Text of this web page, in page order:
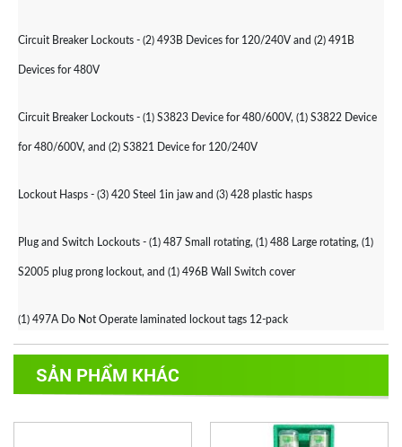
Circuit Breaker Lockouts - (2) 493B Devices for 120/240V and (2) 491B
Devices for 480V
Circuit Breaker Lockouts - (1) S3823 Device for 480/600V, (1) S3822 Device
for 480/600V, and (2) S3821 Device for 120/240V
Lockout Hasps - (3) 420 Steel 1in jaw and (3) 428 plastic hasps
Plug and Switch Lockouts - (1) 487 Small rotating, (1) 488 Large rotating, (1)
S2005 plug prong lockout, and (1) 496B Wall Switch cover
(1) 497A Do Not Operate laminated lockout tags 12-pack
SẢN PHẨM KHÁC